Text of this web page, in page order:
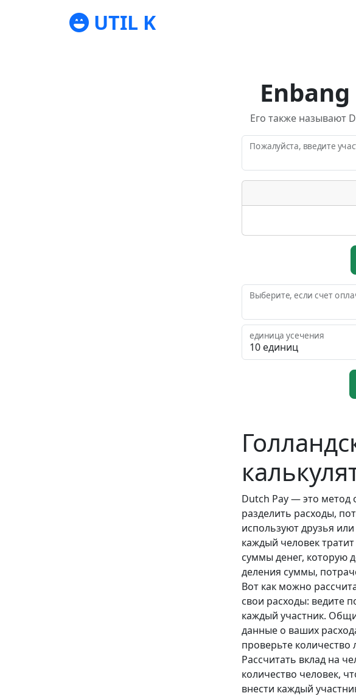
UTIL K
Его также называют
Пожалуйста, введите
Выберите, если счет
единица усечения
Dutch Pay — это
разделить расходы,
используют друзья
каждый человек
суммы денег, которую
деления суммы,
Вот как можно
свои расходы: ведите
каждый участник.
данные о ваших
проверьте
Рассчитать вклад на
количество человек,
внести каждый